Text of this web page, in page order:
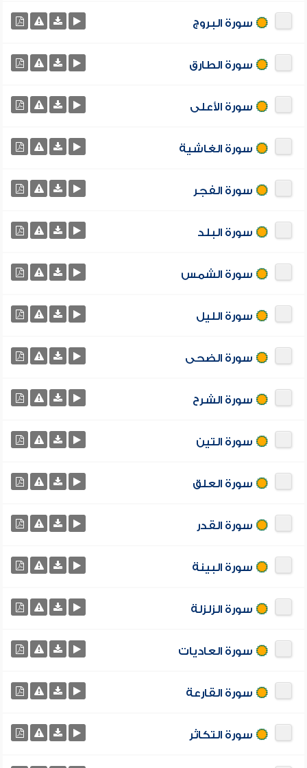
سورة البروج
سورة الطارق
سورة الأعلى
سورة الغاشية
سورة الفجر
سورة البلد
سورة الشمس
سورة الليل
سورة الضحى
سورة الشرح
سورة التين
سورة العلق
سورة القدر
سورة البينة
سورة الزلزلة
سورة العاديات
سورة القارعة
سورة التكاثر